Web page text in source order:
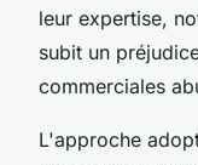
leur expertise,
subit un
commerciales
L'approche